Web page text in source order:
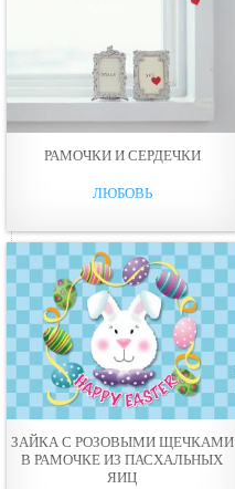
РАМОЧКИ И СЕРДЕЧКИ
ЛЮБОВЬ
ЗАЙКА С РОЗОВЫМИ ЩЕЧКАМИ
В РАМОЧКЕ ИЗ ПАСХАЛЬНЫХ
ЯИЦ